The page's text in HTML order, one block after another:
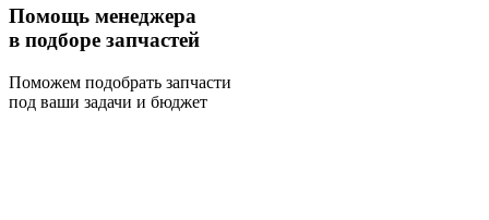
Помощь менеджера
в подборе запчастей
Поможем подобрать запчасти
под ваши задачи и бюджет